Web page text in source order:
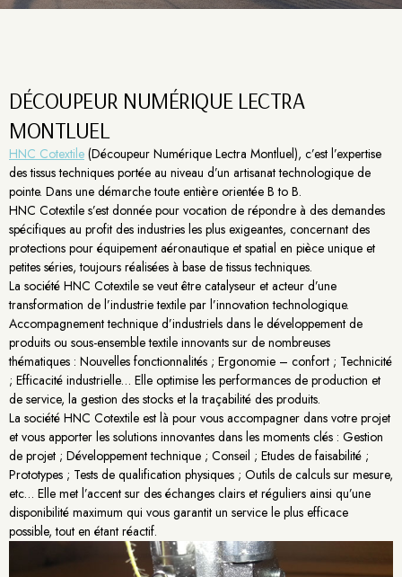
DÉCOUPEUR NUMÉRIQUE LECTRA
MONTLUEL
HNC Cotextile (Découpeur Numérique Lectra Montluel), c’est l’expertise
des tissus techniques portée au niveau d’un artisanat technologique de
pointe. Dans une démarche toute entière orientée B to B.
HNC Cotextile s’est donnée pour vocation de répondre à des demandes
spécifiques au profit des industries les plus exigeantes, concernant des
protections pour équipement aéronautique et spatial en pièce unique et
petites séries, toujours réalisées à base de tissus techniques.
La société HNC Cotextile se veut être catalyseur et acteur d’une
transformation de l’industrie textile par l’innovation technologique.
Accompagnement technique d’industriels dans le développement de
produits ou sous-ensemble textile innovants sur de nombreuses
thématiques : Nouvelles fonctionnalités ; Ergonomie – confort ; Technicité
; Efficacité industrielle… Elle optimise les performances de production et
de service, la gestion des stocks et la traçabilité des produits.
La société HNC Cotextile est là pour vous accompagner dans votre projet
et vous apporter les solutions innovantes dans les moments clés : Gestion
de projet ; Développement technique ; Conseil ; Etudes de faisabilité ;
Prototypes ; Tests de qualification physiques ; Outils de calculs sur mesure,
etc… Elle met l’accent sur des échanges clairs et réguliers ainsi qu’une
disponibilité maximum qui vous garantit un service le plus efficace
possible, tout en étant réactif.